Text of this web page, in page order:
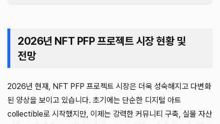
2026년 NFT PFP 프로젝트 시장 현황 및
전망
2026년 현재, NFT PFP 프로젝트 시장은 더욱 성숙해지고 다변화
된 양상을 보이고 있습니다. 초기에는 단순한 디지털 아트
collectible로 시작했지만, 이제는 강력한 커뮤니티 구축, 실물 자산